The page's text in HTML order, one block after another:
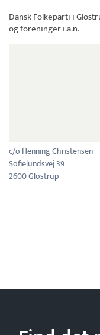
Dansk Folkeparti i
og foreninger i.a.n.
c/o Henning Christensen
Sofielundsvej 39
2600 Glostrup